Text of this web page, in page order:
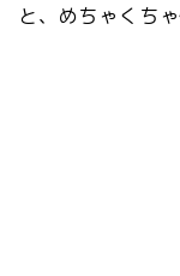
と、めちゃくち